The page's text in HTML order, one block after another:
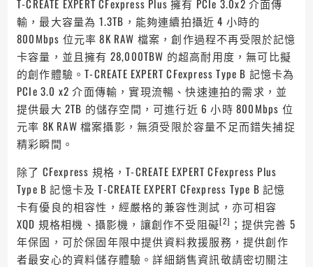
T-CREATE EXPERT CFexpress Plus 擁有 PCIe 3.0x2 介面傳
輸，最大容量為 1.3TB，能夠連續拍攝近 4 小時的
800Mbps 位元率 8K RAW 檔案，創作過程不再受限於記憶
卡容量，並且擁有 28,000TBW 的超高耐用度，無可比擬
的創作體驗。T-CREATE EXPERT CFexpress Type B 記憶卡為
PCIe 3.0 x2 介面傳輸，實現流暢、快速連拍的需求，並
提供最大 2TB 的儲存空間，可進行近 6 小時 800Mbps 位
元率 8K RAW 檔案攝影，無須受限於容量不足而錯失捕捉
精彩瞬間。
除了 CFexpress 規格，T-CREATE EXPERT CFexpress Plus
Type B 記憶卡及 T-CREATE EXPERT CFexpress Type B 記憶
卡有優良的相容性，經嚴格的兼容性測試，亦可相容
XQD 規格相機、攝影機，讓創作不受阻礙[2] ；提供完善 5
年保固，可於保固年限中提供資料救援服務，提供創作
者最安心的資料儲存體驗。詳細銷售資訊敬請密切關注